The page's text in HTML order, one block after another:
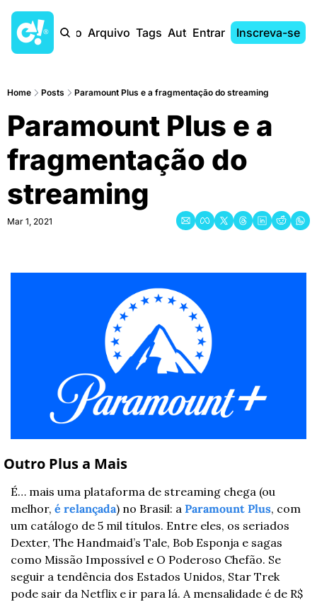
Início Arquivo Tags AutoresEntrar Inscreva-se
Home Posts Paramount Plus e a fragmentação do streaming
Paramount Plus e a
fragmentação do
streaming
Mar 1, 2021
Outro Plus a Mais
É… mais uma plataforma de streaming chega (ou
melhor, é relançada) no Brasil: a Paramount Plus, com
um catálogo de 5 mil títulos. Entre eles, os seriados
Dexter, The Handmaid’s Tale, Bob Esponja e sagas
como Missão Impossível e O Poderoso Chefão. Se
seguir a tendência dos Estados Unidos, Star Trek
pode sair da Netflix e ir para lá. A mensalidade é de R$